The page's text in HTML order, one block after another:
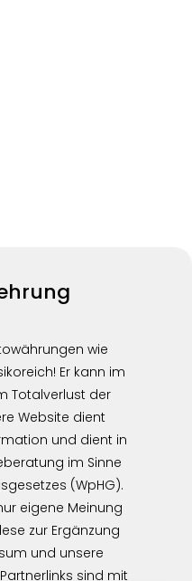
wie
Er kann im
Totalverlust der
Website dient
und dient in
im Sinne
(WpHG).
eigene Meinung
zur Ergänzung
und unsere
sind mit